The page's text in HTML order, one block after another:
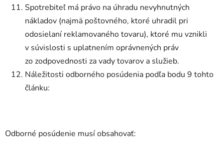
Spotrebiteľ má právo na úhradu nevyhnutných
nákladov (najmä poštovného, ktoré uhradil pri
odosielaní reklamovaného tovaru), ktoré mu vznikli
v súvislosti s uplatnením oprávnených práv
zo zodpovednosti za vady tovarov a služieb.
Náležitosti odborného posúdenia podľa bodu 9 tohto
článku:
Odborné posúdenie musí obsahovať: